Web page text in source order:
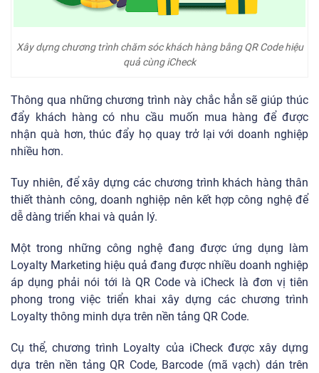
Xây dựng chương trình chăm sóc khách hàng bằng QR Code hiệu
quả cùng iCheck
Thông qua những chương trình này chắc hẳn sẽ giúp thúc
đẩy khách hàng có nhu cầu muốn mua hàng để được
nhận quà hơn, thúc đẩy họ quay trở lại với doanh nghiệp
nhiều hơn.
Tuy nhiên, để xây dựng các chương trình khách hàng thân
thiết thành công, doanh nghiệp nên kết hợp công nghệ để
dễ dàng triển khai và quản lý.
Một trong những công nghệ đang được ứng dụng làm
Loyalty Marketing hiệu quả đang được nhiều doanh nghiệp
áp dụng phải nói tới là QR Code và iCheck là đơn vị tiên
phong trong việc triển khai xây dựng các chương trình
Loyalty thông minh dựa trên nền tảng QR Code.
Cụ thể, chương trình Loyalty của iCheck được xây dựng
dựa trên nền tảng QR Code, Barcode (mã vạch) dán trên